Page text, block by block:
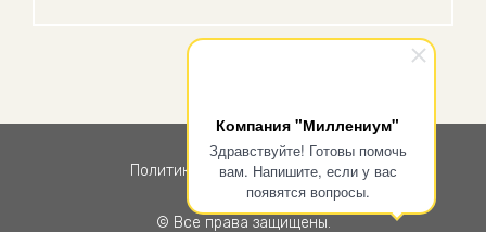
Компания "Миллениум"
Здравствуйте! Готовы помочь
вам. Напишите, если у вас
появятся вопросы.
© Все права защищены.
Политика конфиденциальности